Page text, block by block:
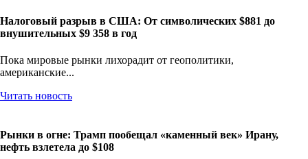
Налоговый разрыв в США: От символических $881 до
внушительных $9 358 в год
Пока мировые рынки лихорадит от геополитики,
американские...
Читать новость
Рынки в огне: Трамп пообещал «каменный век» Ирану,
нефть взлетела до $108